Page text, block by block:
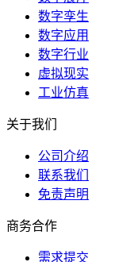
数字孪生
数字应用
数字行业
虚拟现实
工业仿真
关于我们
公司介绍
联系我们
免责声明
商务合作
需求提交